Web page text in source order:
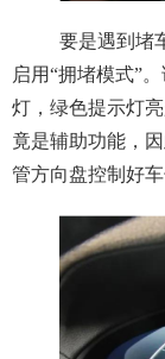
要是遇到堵
启用“拥堵模式”
灯，绿色提示灯
竟是辅助功能，
管方向盘控制好车